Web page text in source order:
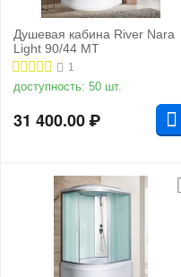
Душевая кабина River Nara
Light 90/44 MT
1
доступность: 50 шт.
31 400.00₽